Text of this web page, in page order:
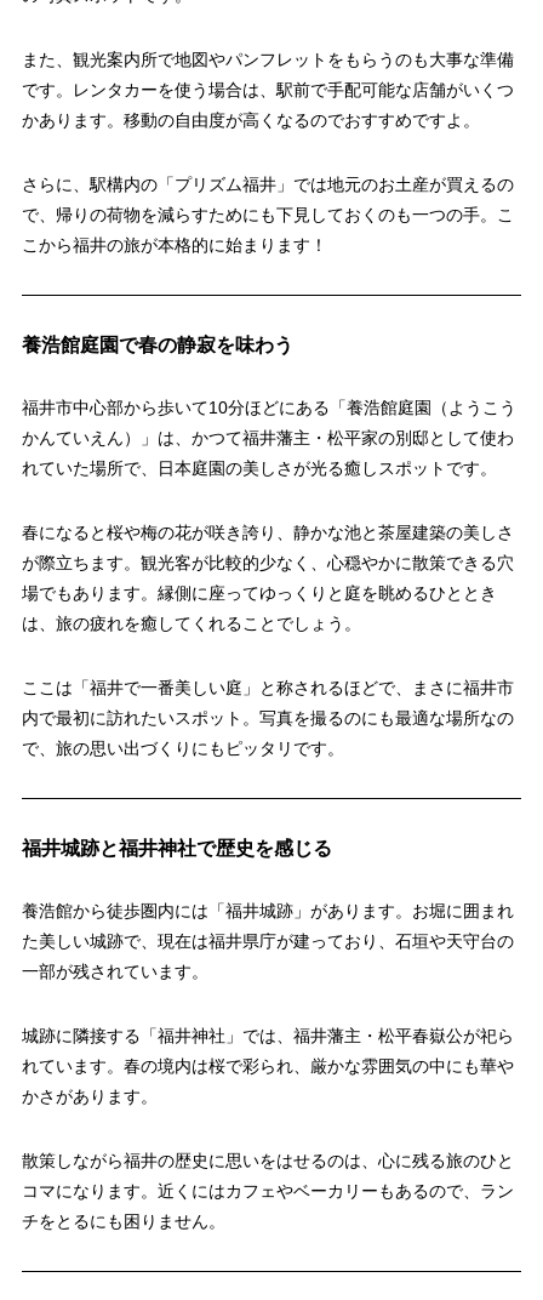
また、観光案内所で地図やパンフレットをもらうのも大事な準備
です。レンタカーを使う場合は、駅前で手配可能な店舗がいくつ
かあります。移動の自由度が高くなるのでおすすめですよ。
さらに、駅構内の「プリズム福井」では地元のお土産が買えるの
で、帰りの荷物を減らすためにも下見しておくのも一つの手。こ
こから福井の旅が本格的に始まります！
養浩館庭園で春の静寂を味わう
福井市中心部から歩いて10分ほどにある「養浩館庭園（ようこう
かんていえん）」は、かつて福井藩主・松平家の別邸として使わ
れていた場所で、日本庭園の美しさが光る癒しスポットです。
春になると桜や梅の花が咲き誇り、静かな池と茶屋建築の美しさ
が際立ちます。観光客が比較的少なく、心穏やかに散策できる穴
場でもあります。縁側に座ってゆっくりと庭を眺めるひととき
は、旅の疲れを癒してくれることでしょう。
ここは「福井で一番美しい庭」と称されるほどで、まさに福井市
内で最初に訪れたいスポット。写真を撮るのにも最適な場所なの
で、旅の思い出づくりにもピッタリです。
福井城跡と福井神社で歴史を感じる
養浩館から徒歩圏内には「福井城跡」があります。お堀に囲まれ
た美しい城跡で、現在は福井県庁が建っており、石垣や天守台の
一部が残されています。
城跡に隣接する「福井神社」では、福井藩主・松平春嶽公が祀ら
れています。春の境内は桜で彩られ、厳かな雰囲気の中にも華や
かさがあります。
散策しながら福井の歴史に思いをはせるのは、心に残る旅のひと
コマになります。近くにはカフェやベーカリーもあるので、ラン
チをとるにも困りません。